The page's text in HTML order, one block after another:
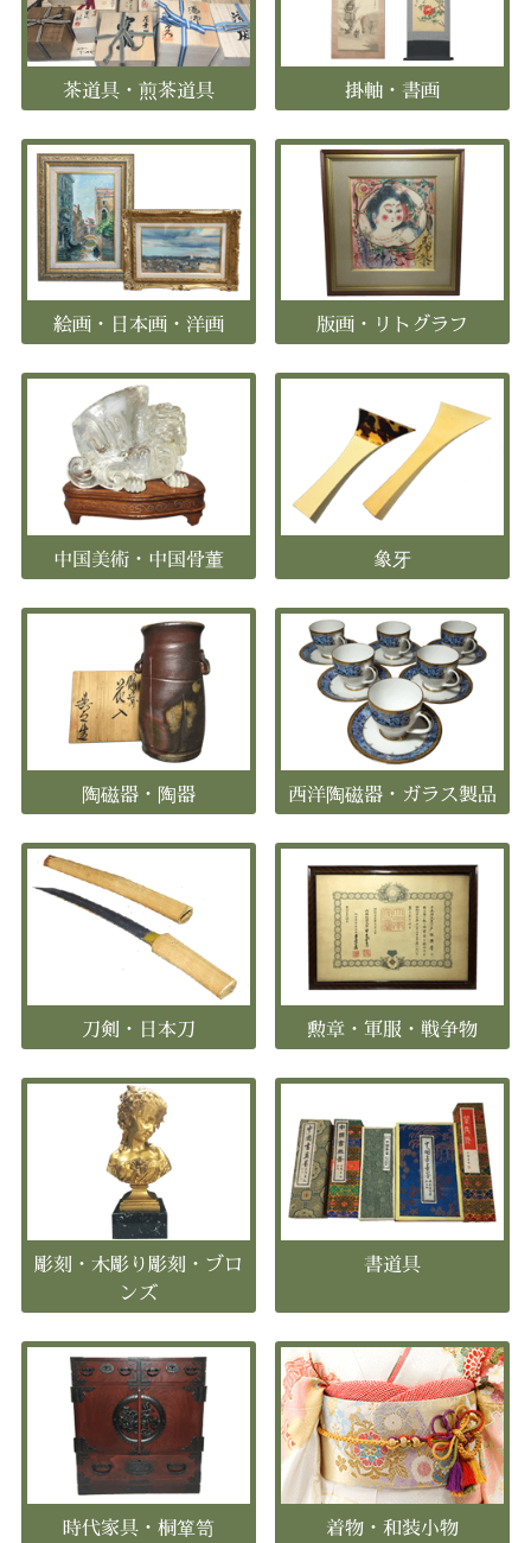
茶道具・煎茶道具 掛軸・書画
絵画・日本画・洋画 版画・リトグラフ
中国美術・中国骨董 象牙
陶磁器・陶器 西洋陶磁器・ガラス製品
刀剣・日本刀 勲章・軍服・戦争物
彫刻・木彫り彫刻・ブロ
ンズ
書道具
時代家具・桐箪笥 着物・和装小物